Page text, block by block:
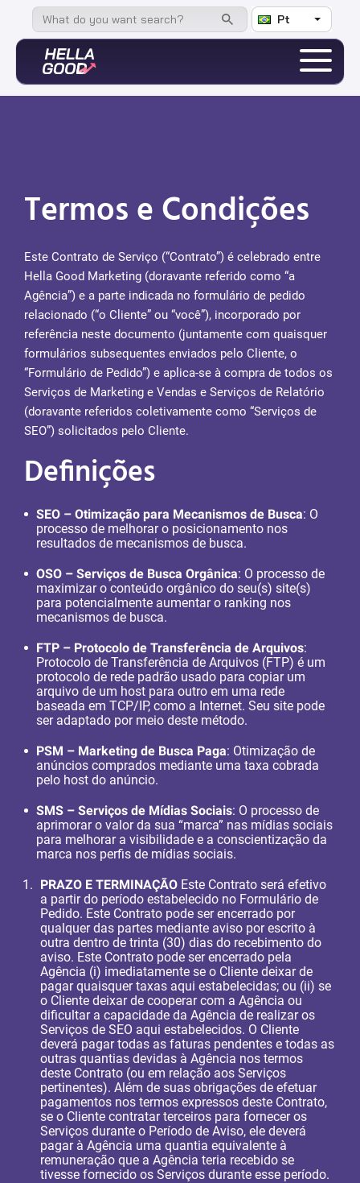
Pt
Termos e Condições
Este Contrato de Serviço (“Contrato”) é celebrado entre
Hella Good Marketing (doravante referido como “a
Agência”) e a parte indicada no formulário de pedido
relacionado (“o Cliente” ou “você”), incorporado por
referência neste documento (juntamente com quaisquer
formulários subsequentes enviados pelo Cliente, o
“Formulário de Pedido”) e aplica-se à compra de todos os
Serviços de Marketing e Vendas e Serviços de Relatório
(doravante referidos coletivamente como “Serviços de
SEO”) solicitados pelo Cliente.
Definições
SEO – Otimização para Mecanismos de Busca: O
processo de melhorar o posicionamento nos
resultados de mecanismos de busca.
OSO – Serviços de Busca Orgânica: O processo de
maximizar o conteúdo orgânico do seu(s) site(s)
para potencialmente aumentar o ranking nos
mecanismos de busca.
FTP – Protocolo de Transferência de Arquivos:
Protocolo de Transferência de Arquivos (FTP) é um
protocolo de rede padrão usado para copiar um
arquivo de um host para outro em uma rede
baseada em TCP/IP, como a Internet. Seu site pode
ser adaptado por meio deste método.
PSM – Marketing de Busca Paga: Otimização de
anúncios comprados mediante uma taxa cobrada
pelo host do anúncio.
SMS – Serviços de Mídias Sociais: O processo de
aprimorar o valor da sua “marca” nas mídias sociais
para melhorar a visibilidade e a conscientização da
marca nos perfis de mídias sociais.
PRAZO E TERMINAÇÃO Este Contrato será efetivo
a partir do período estabelecido no Formulário de
Pedido. Este Contrato pode ser encerrado por
qualquer das partes mediante aviso por escrito à
outra dentro de trinta (30) dias do recebimento do
aviso. Este Contrato pode ser encerrado pela
Agência (i) imediatamente se o Cliente deixar de
pagar quaisquer taxas aqui estabelecidas; ou (ii) se
o Cliente deixar de cooperar com a Agência ou
dificultar a capacidade da Agência de realizar os
Serviços de SEO aqui estabelecidos. O Cliente
deverá pagar todas as faturas pendentes e todas as
outras quantias devidas à Agência nos termos
deste Contrato (ou em relação aos Serviços
pertinentes). Além de suas obrigações de efetuar
pagamentos nos termos expressos deste Contrato,
se o Cliente contratar terceiros para fornecer os
Serviços durante o Período de Aviso, ele deverá
pagar à Agência uma quantia equivalente à
remuneração que a Agência teria recebido se
tivesse fornecido os Serviços durante esse período.